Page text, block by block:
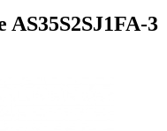
AS35S2SJ1FA-3